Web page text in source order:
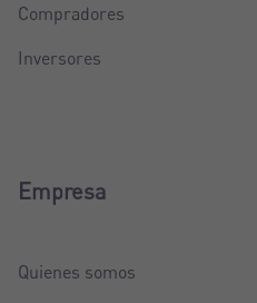
Compradores
Inversores
Empresa
Quienes somos